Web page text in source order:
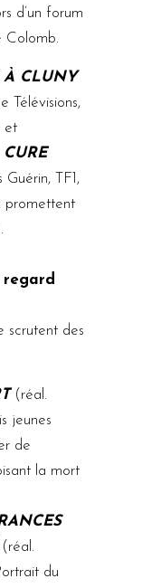
d’un forum
Colomb.
À CLUNY
Télévisions,
et
TF1,
promettent
regard
scrutent des
(réal.
jeunes
de
la mort
du